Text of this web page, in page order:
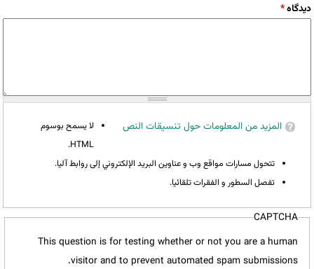
‏دیدگاه ‏*
المزيد من المعلومات حول تنسيقات النص
لا يسمح بوسوم
HTML.
تتحول مسارات مواقع وب و عناوين البريد الإلكتروني إلى روابط آليا.
تفصل السطور و الفقرات تلقائيا.
CAPTCHA
This question is for testing whether or not you are a human
visitor and to prevent automated spam submissions.